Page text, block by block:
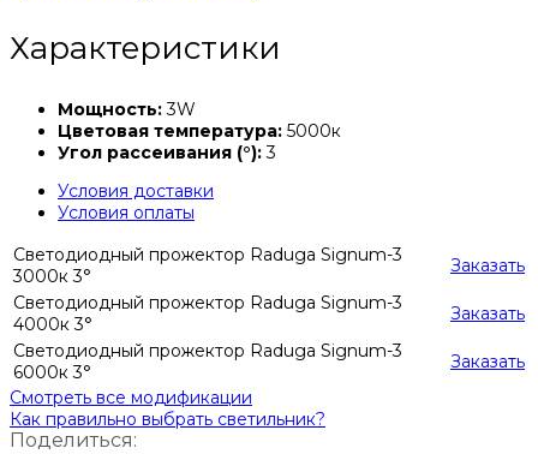
Характеристики
Мощность:3W
Цветовая температура: 5000к
Угол рассеивания (°):3
Условия доставки
Условия оплаты
Светодиодный прожектор Raduga Signum-3
3000к 3°
Заказать
Светодиодный прожектор Raduga Signum-3
4000к 3°
Заказать
Светодиодный прожектор Raduga Signum-3
6000к 3°
Заказать
Смотреть все модификации
Как правильно выбрать светильник?
Поделиться: